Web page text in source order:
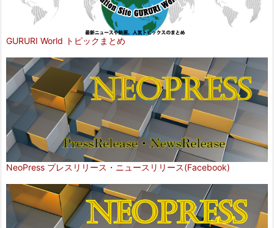
GURURI World トピックまとめ
NeoPress プレスリリース・ニュースリリース(Facebook)